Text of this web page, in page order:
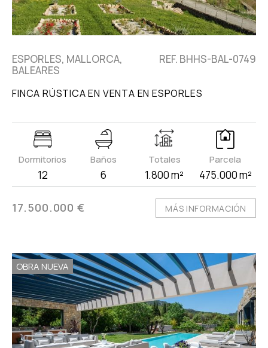
ESPORLES, MALLORCA,
BALEARES
REF. BHHS-BAL-0749
FINCA RÚSTICA EN VENTA EN ESPORLES
Dormitorios
12
Baños
6
Totales
1.800 m²
Parcela
475.000 m²
17.500.000 € MÁS INFORMACIÓN
OBRA NUEVA